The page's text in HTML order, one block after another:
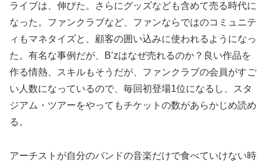
ライブは、伸びた。さらにグッズなども含めて売る時代に
なった。ファンクラブなど、ファンならではのコミュニテ
ィもマネタイズと、顧客の囲い込みに使われるようになっ
た。有名な事例だが、B’zはなぜ売れるのか？良い作品を
作る情熱、スキルもそうだが、ファンクラブの会員がすご
い人数になっているので、毎回初登場1位になるし、スタ
ジアム・ツアーをやってもチケットの数があらかじめ読め
る。
アーチストが自分のバンドの音楽だけで食べていけない時